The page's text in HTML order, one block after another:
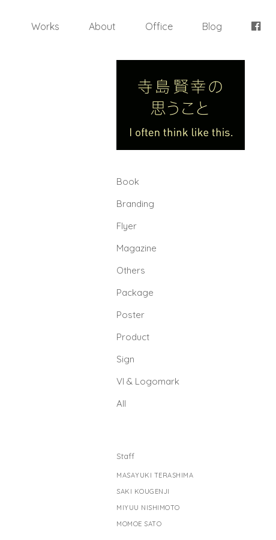
Works About Office Blog
Book
Branding
Flyer
Magazine
Others
Package
Poster
Product
Sign
Vl & Logomark
All
Staff
MASAYUKI TERASHIMA
SAKI KOUGENJI
MIYUU NISHIMOTO
MOMOE SATO